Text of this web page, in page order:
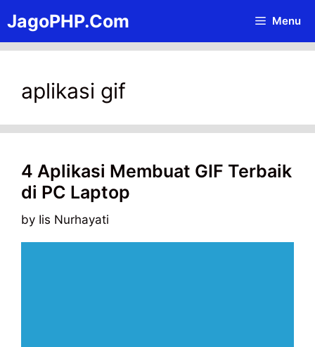
to
content
JagoPHP.Com Menu
aplikasi gif
4 Aplikasi Membuat GIF Terbaik
di PC Laptop
by Iis Nurhayati